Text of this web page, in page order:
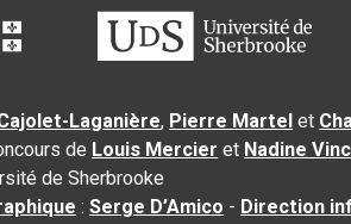
Laganière, Pierre Martel et
de Louis Mercier et Nadine
de Sherbrooke
:Serge D’Amico - Direction